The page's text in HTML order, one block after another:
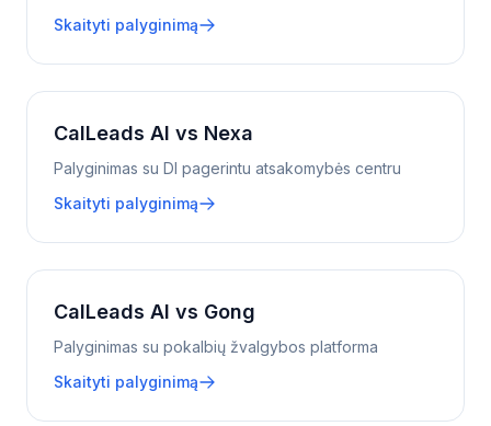
Skaityti palyginimą
CalLeads AI vs Nexa
Palyginimas su DI pagerintu atsakomybės centru
Skaityti palyginimą
CalLeads AI vs Gong
Palyginimas su pokalbių žvalgybos platforma
Skaityti palyginimą